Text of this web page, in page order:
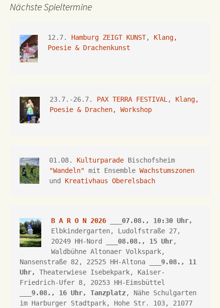
Nächste Spieltermine
12.7. Hamburg ZEIGT KUNST, Klang,
Poesie & Drachenkunst
23.7.-26.7. PAX TERRA FESTIVAL , Klang,
Poesie & Drachen, Workshop
01.08. Kulturparade
"Wandeln" mit Ensemble Wachstumszonen
und Kreativhaus Oberelsbach
B A R O N 2026 ___07.08., 10:30 Uhr,
Elbkindergarten, Ludolfstraße 27,
20249 HH-Nord ___ 08.08., 15 Uhr
Nansenstraße 82, 22525 HH-Altona
9.08., 11
Uhr,
Theaterwiese Isebekpark, Kaiser-
Friedrich-Ufer 8, 20253 HH-Eimsbüttel
9.08., 16 Uhr, Tanzplatz, Nähe Schulgarten
im Harburger Stadtpark, Hohe Str. 103, 21077